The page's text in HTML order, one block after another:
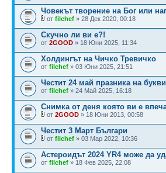
Човекът творение на Бог или
от filchef » 28 Дек 2020, 00:18
Скучно ли ви е?!
от 2GOOD » 18 Юни 2025, 11:34
Холдингът на Чичко Тревичко
от filchef » 03 Юни 2025, 21:51
Честит 24 май празника на
от filchef » 24 Май 2025, 16:18
Снимка от деня която ви е
от 2GOOD » 18 Юни 2013, 00:58
Честит 3 Март Българи
от filchef » 03 Мар 2022, 10:36
Астероидът 2024 YR4 може да
от filchef » 18 Фев 2025, 22:08